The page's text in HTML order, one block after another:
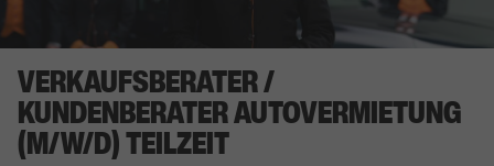
VERKAUFSBERATER /
KUNDENBERATER AUTOVERMIETUNG
(M/W/D) TEILZEIT